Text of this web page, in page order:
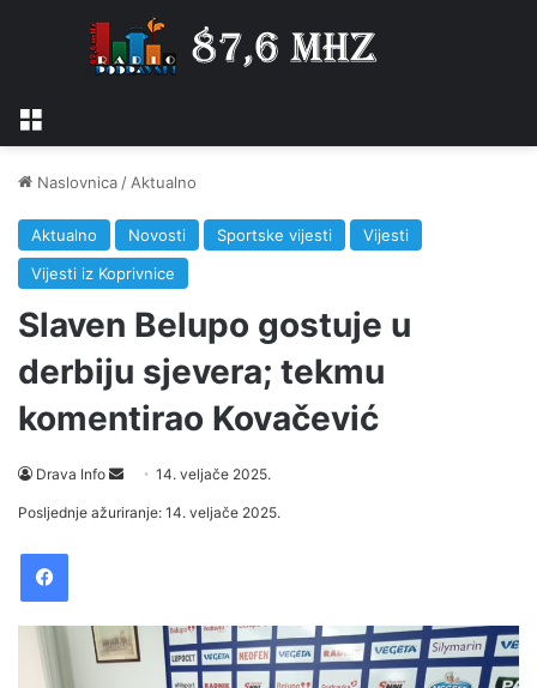
Naslovnica / Aktualno
Aktualno Novosti Sportske vijesti
Vijesti
Vijesti iz Koprivnice
Slaven Belupo gostuje u
derbiju sjevera; tekmu
komentirao Kovačević
Drava Info
e
14. veljače 2025.
Posljednje ažuriranje: 14. veljače 2025.